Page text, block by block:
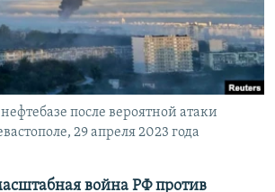
КРЫМА
RL
после вероятной атаки
29 апреля 2023 года
война РФ против